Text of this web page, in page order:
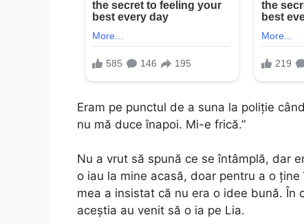
Eram pe punctul de a suna la poliție
nu mă duce înapoi. Mi-e frică.”
Nu a vrut să spună ce se întâmplă, dar
o iau la mine acasă, doar pentru a o
mea a insistat că nu era o idee bună. În
aceștia au venit să o ia pe Lia.